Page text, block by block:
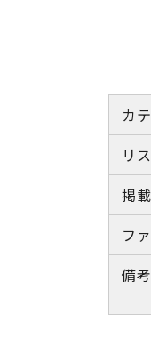
カ
リ
掲
フ
備考